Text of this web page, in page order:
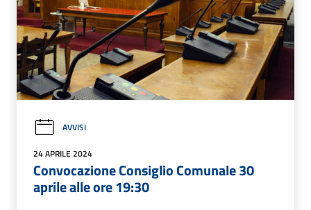
AVVISI
24 APRILE 2024
Convocazione Consiglio Comunale 30
aprile alle ore 19:30